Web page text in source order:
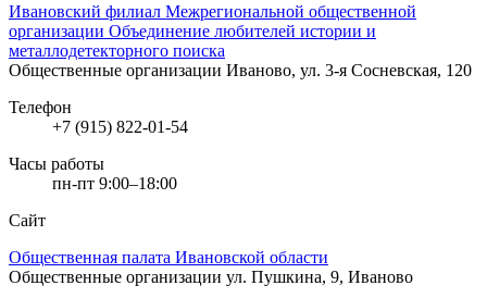
Ивановский филиал Межрегиональной общественной
организации Объединение любителей истории и
металлодетекторного поиска
Общественные организации Иваново, ул. 3-я Сосневская, 120
Телефон
+7 (915) 822-01-54
Часы работы
пн-пт 9:00–18:00
Сайт
Общественная палата Ивановской области
Общественные организации ул. Пушкина, 9, Иваново